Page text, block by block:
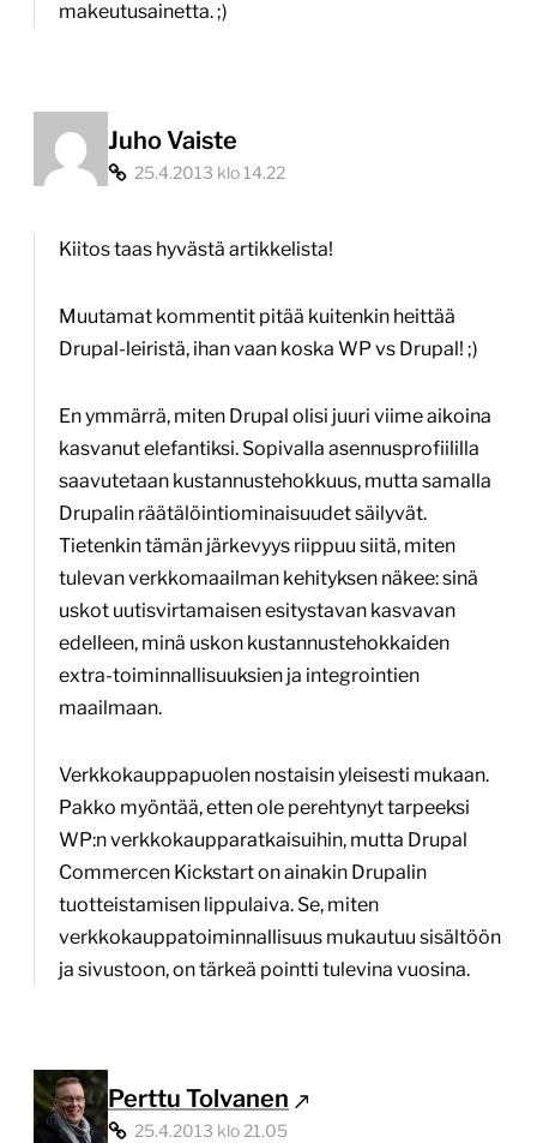
makeutusainetta. ;)
Juho Vaiste
25.4.2013 klo 14.22
Kiitos taas hyvästä artikkelista!
Muutamat kommentit pitää kuitenkin heittää
Drupal-leiristä, ihan vaan koska WP vs Drupal! ;)
En ymmärrä, miten Drupal olisi juuri viime aikoina
kasvanut elefantiksi. Sopivalla asennusprofiililla
saavutetaan kustannustehokkuus, mutta samalla
Drupalin räätälöintiominaisuudet säilyvät.
Tietenkin tämän järkevyys riippuu siitä, miten
tulevan verkkomaailman kehityksen näkee: sinä
uskot uutisvirtamaisen esitystavan kasvavan
edelleen, minä uskon kustannustehokkaiden
extra-toiminnallisuuksien ja integrointien
maailmaan.
Verkkokauppapuolen nostaisin yleisesti mukaan.
Pakko myöntää, etten ole perehtynyt tarpeeksi
WP:n verkkokaupparatkaisuihin, mutta Drupal
Commercen Kickstart on ainakin Drupalin
tuotteistamisen lippulaiva. Se, miten
verkkokauppatoiminnallisuus mukautuu sisältöön
ja sivustoon, on tärkeä pointti tulevina vuosina.
Perttu Tolvanen
25.4.2013 klo 21.05